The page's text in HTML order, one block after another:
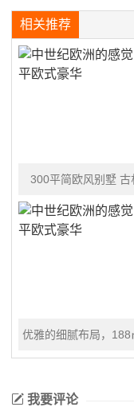
相关推荐
300平简欧风别墅 古
我要评论